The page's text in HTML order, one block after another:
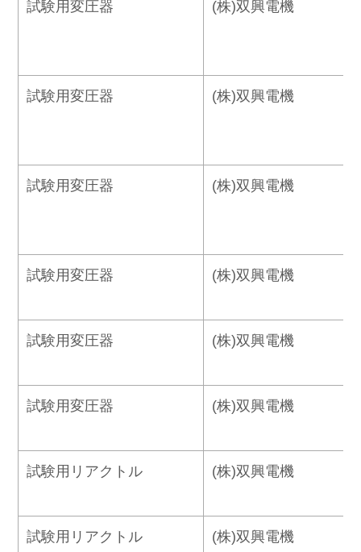
試験用変圧器 (株)双興電機
試験用変圧器 (株)双興電機
試験用変圧器 (株)双興電機
試験用変圧器 (株)双興電機
試験用変圧器 (株)双興電機
試験用変圧器 (株)双興電機
試験用リアクトル (株)双興電機
試験用リアクトル (株)双興電機